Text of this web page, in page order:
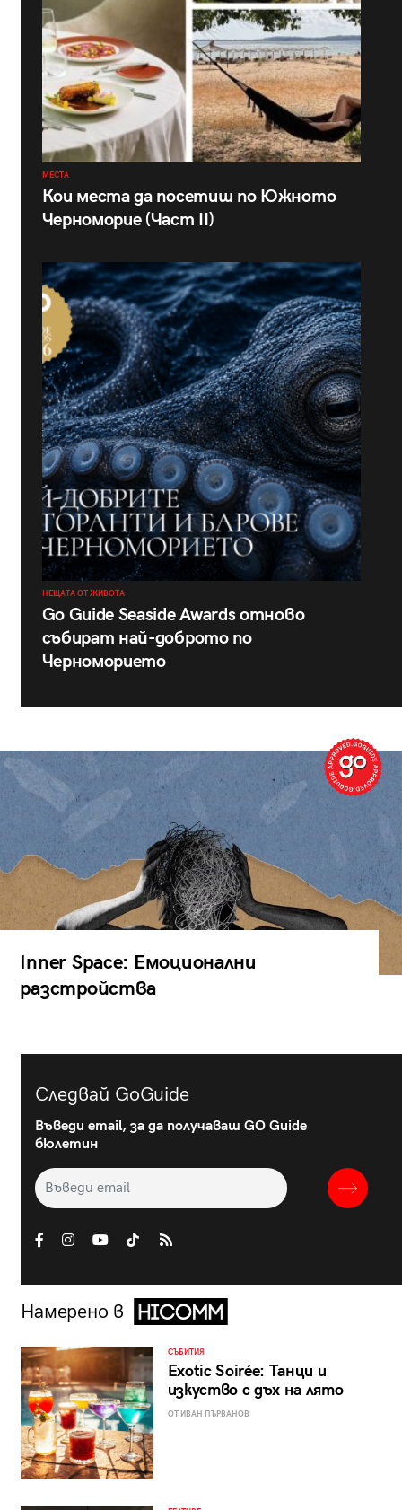
МЕСТА
Кои места да посетиш по Южното
Черноморие (Част II)
НЕЩАТА ОТ ЖИВОТА
Go Guide Seaside Awards отново
събират най-доброто по
Черноморието
Inner Space: Емоционални
разстройства
Следвай GoGuide
Въведи email, за да получаваш GO Guide
бюлетин
Намерено в
СЪБИТИЯ
Exotic Soirée: Танци и
изкуство с дъх на лято
ОТ ИВАН ПЪРВАНОВ